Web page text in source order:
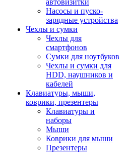
автовизитки
Насосы и пуско-
зарядные устройства
Чехлы и сумки
Чехлы для
смартфонов
Сумки для ноутбуков
Чехлы и сумки для
HDD, наушников и
кабелей
Клавиатуры, мыши,
коврики, презентеры
Клавиатуры и
наборы
Мыши
Коврики для мыши
Презентеры